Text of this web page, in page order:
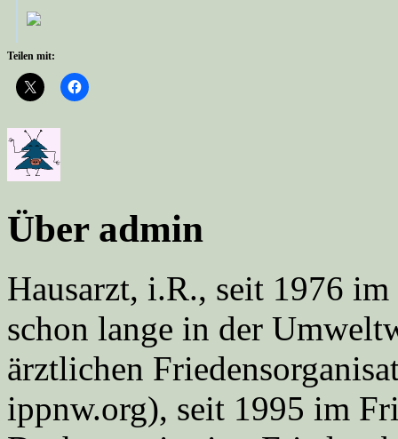
Teilen mit:
Über admin
Hausarzt, i.R., seit 1976
schon lange in der
ärztlichen
ippnw.org), seit 1995 im